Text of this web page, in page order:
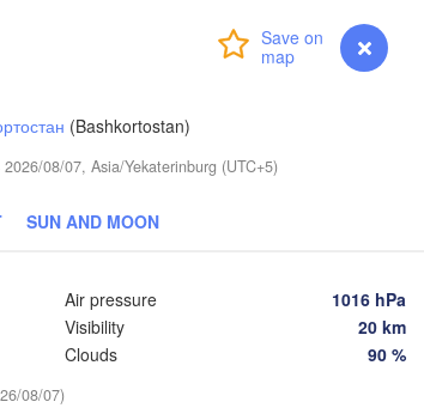
myVentusky Forecast
(Bashkortostan)
08/07, Asia/Yekaterinburg (UTC+5)
SUN AND MOON
Air pressure
1016 hPa
Visibility
20 km
Clouds
90 %
08/07)